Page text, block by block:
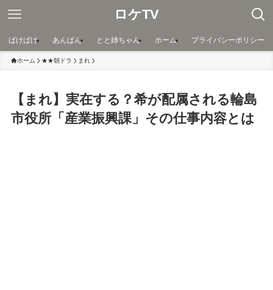
ロケTV
ばけばけ あんぱん とと姉ちゃん ホーム プライバシーポリシー
ホーム ★★朝ドラ まれ
【まれ】実在する？希が配属される輪島
市役所「産業振興課」その仕事内容とは